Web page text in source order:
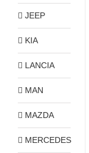
JEEP
KIA
LANCIA
MAN
MAZDA
MERCEDES